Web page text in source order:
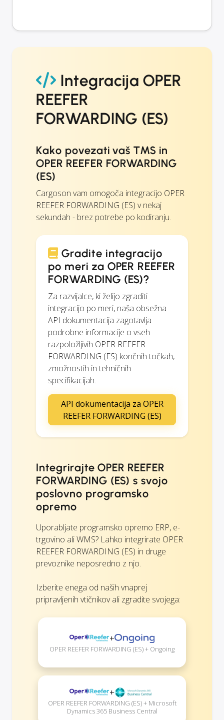
Integracija OPER
REEFER
FORWARDING (ES)
Kako povezati vaš TMS in
OPER REEFER FORWARDING
(ES)
Cargoson vam omogoča integracijo OPER
REEFER FORWARDING (ES) v nekaj
sekundah - brez potrebe po kodiranju.
Gradite integracijo
po meri za OPER REEFER
FORWARDING (ES)?
Za razvijalce, ki želijo zgraditi
integracijo po meri, naša obsežna
API dokumentacija zagotavlja
podrobne informacije o vseh
razpoložljivih OPER REEFER
FORWARDING (ES) končnih točkah,
zmožnostih in tehničnih
specifikacijah.
API dokumentacija za OPER
REEFER FORWARDING (ES)
Integrirajte OPER REEFER
FORWARDING (ES) s svojo
poslovno programsko
opremo
Uporabljate programsko opremo ERP, e-
trgovino ali WMS? Lahko integrirate OPER
REEFER FORWARDING (ES) in druge
prevoznike neposredno z njo.
Izberite enega od naših vnaprej
pripravljenih vtičnikov ali zgradite svojega:
+
OPER REEFER FORWARDING (ES) + Ongoing
+
OPER REEFER FORWARDING (ES) + Microsoft
Dynamics 365 Business Central